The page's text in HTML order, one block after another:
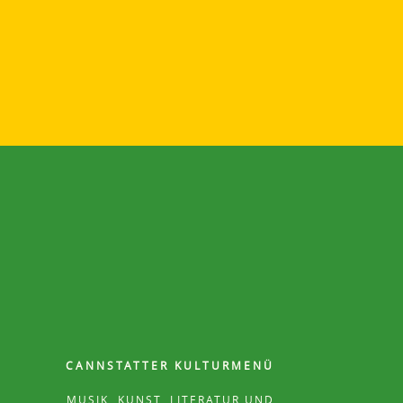
CANNSTATTER KULTURMENÜ
MUSIK, KUNST, LITERATUR UND